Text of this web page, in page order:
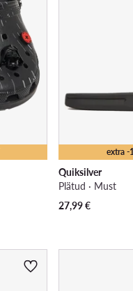
extra -
Quiksilver
Plätud · Must
27,99€